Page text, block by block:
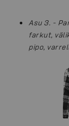
Asu 3. -
farkut,
pipo,